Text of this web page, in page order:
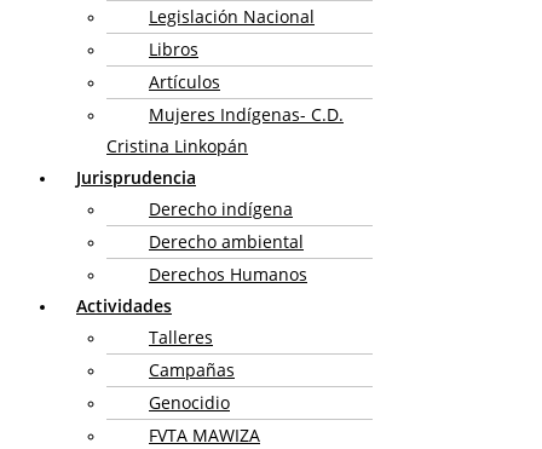
Legislación Nacional
Libros
Artículos
Mujeres Indígenas- C.D.
Cristina Linkopán
Jurisprudencia
Derecho indígena
Derecho ambiental
Derechos Humanos
Actividades
Talleres
Campañas
Genocidio
FVTA MAWIZA